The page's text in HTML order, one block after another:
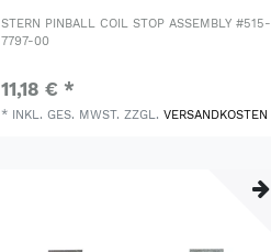
STERN PINBALL COIL STOP ASSEMBLY #515-
7797-00
11,18 € *
* INKL. GES. MWST. ZZGL.VERSANDKOSTEN